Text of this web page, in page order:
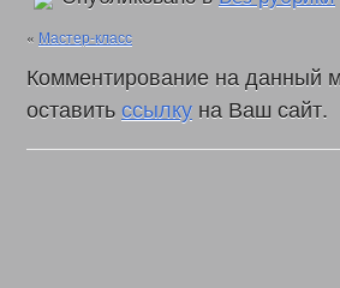
« Мастер-класс
Комментирование на данный
оставитьссылку на Ваш сайт.